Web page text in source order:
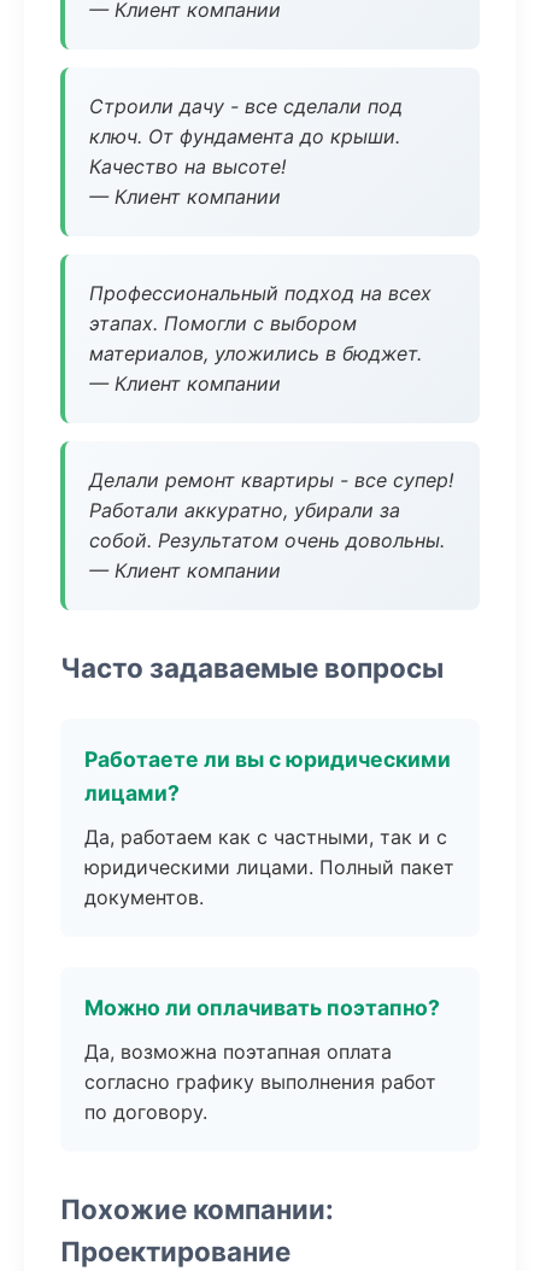
— Клиент компании
Строили дачу - все сделали под
ключ. От фундамента до крыши.
Качество на высоте!
— Клиент компании
Профессиональный подход на всех
этапах. Помогли с выбором
материалов, уложились в бюджет.
— Клиент компании
Делали ремонт квартиры - все супер!
Работали аккуратно, убирали за
собой. Результатом очень довольны.
— Клиент компании
Часто задаваемые вопросы
Работаете ли вы с юридическими
лицами?
Да, работаем как с частными, так и с
юридическими лицами. Полный пакет
документов.
Можно ли оплачивать поэтапно?
Да, возможна поэтапная оплата
согласно графику выполнения работ
по договору.
Похожие компании:
Проектирование